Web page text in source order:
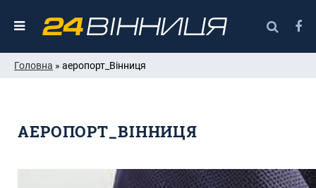
Головна » аеропорт_Вінниця
АЕРОПОРТ_ВІННИЦЯ